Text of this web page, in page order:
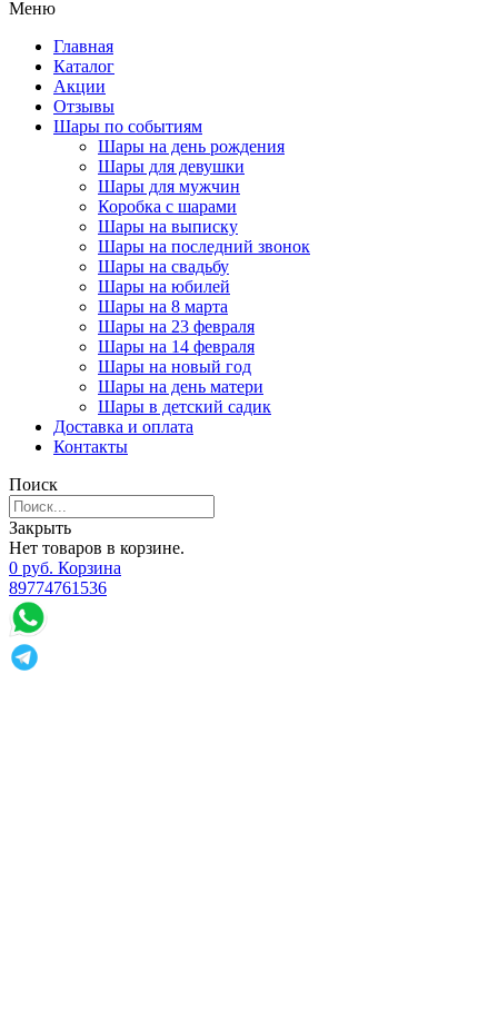
Меню
Главная
Каталог
Акции
Отзывы
Шары по событиям
Шары на день рождения
Шары для девушки
Шары для мужчин
Коробка с шарами
Шары на выписку
Шары на последний звонок
Шары на свадьбу
Шары на юбилей
Шары на 8 марта
Шары на 23 февраля
Шары на 14 февраля
Шары на новый год
Шары на день матери
Шары в детский садик
Доставка и оплата
Контакты
Поиск
Закрыть
Нет товаров в корзине.
0 руб. Корзина
89774761536